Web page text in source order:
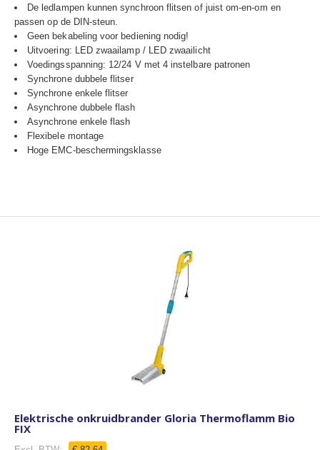
De ledlampen kunnen synchroon flitsen of juist om-en-om en
passen op de DIN-steun.
Geen bekabeling voor bediening nodig!
Uitvoering: LED zwaailamp / LED zwaailicht
Voedingsspanning: 12/24 V met 4 instelbare patronen
Synchrone dubbele flitser
Synchrone enkele flitser
Asynchrone dubbele flash
Asynchrone enkele flash
Flexibele montage
Hoge EMC-beschermingsklasse
Elektrische onkruidbrander Gloria Thermoflamm Bio
FIX